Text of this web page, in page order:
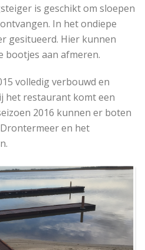
is geschikt om sloepen
In het ondiepe
gesitueerd. Hier kunnen
bootjes aan afmeren.
volledig verbouwd en
het restaurant komt een
2016 kunnen er boten
en het